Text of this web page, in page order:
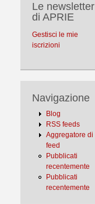
Le newsletter
di APRIE
Gestisci le mie
iscrizioni
Navigazione
Blog
RSS feeds
Aggregatore di
feed
Pubblicati
recentemente
Pubblicati
recentemente